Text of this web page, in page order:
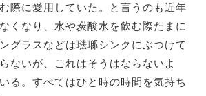
際に愛用していた。と言うのも近年
くなり、水や炭酸水を飲む際たまに
グラスなどは琺瑯シンクにぶつけて
ないが、これはそうはならないよ
る。すべてはひと時の時間を気持ち